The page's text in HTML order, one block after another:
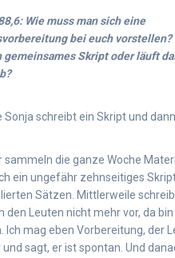
Wie muss man sich eine
bei euch
gemeinsames Skript oder läuft
Sonja schreibt ein Skript und
sammeln die ganze Woche
ein ungefähr zehnseitiges
Sätzen. Mittlerweile
den Leuten nicht mehr vor, da
Ich mag eben Vorbereitung, der
sagt, er ist spontan. Und